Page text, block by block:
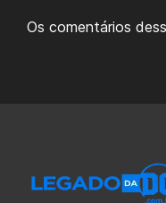
Os comentários